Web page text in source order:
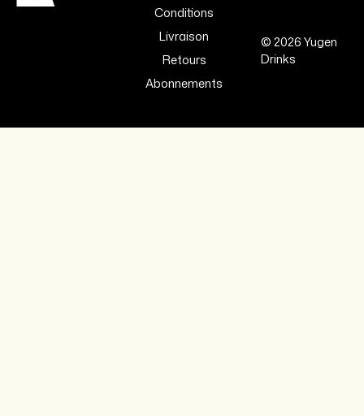
Conditions
Livraison
Retours
Abonnements
© 2026 Yugen
Drinks